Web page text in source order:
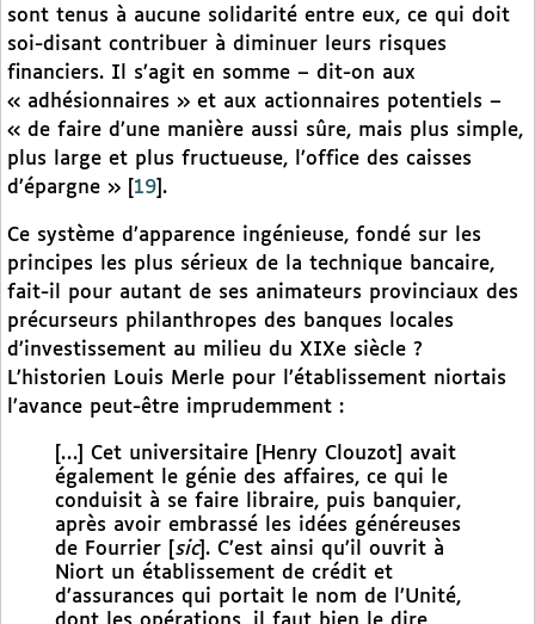
sont tenus à aucune solidarité entre eux, ce qui doit
soi-disant contribuer à diminuer leurs risques
financiers. Il s’agit en somme – dit-on aux
« adhésionnaires » et aux actionnaires potentiels –
« de faire d’une manière aussi sûre, mais plus simple,
plus large et plus fructueuse, l’office des caisses
d’épargne »
19 .
Ce système d’apparence ingénieuse, fondé sur les
principes les plus sérieux de la technique bancaire,
fait-il pour autant de ses animateurs provinciaux des
précurseurs philanthropes des banques locales
d’investissement au milieu du XIXe siècle ?
L’historien Louis Merle pour l’établissement niortais
l’avance peut-être imprudemment :
[…] Cet universitaire [Henry Clouzot] avait
également le génie des affaires, ce qui le
conduisit à se faire libraire, puis banquier,
après avoir embrassé les idées généreuses
de Fourrier [ sic]. C’est ainsi qu’il ouvrit à
Niort un établissement de crédit et
d’assurances qui portait le nom de l’Unité,